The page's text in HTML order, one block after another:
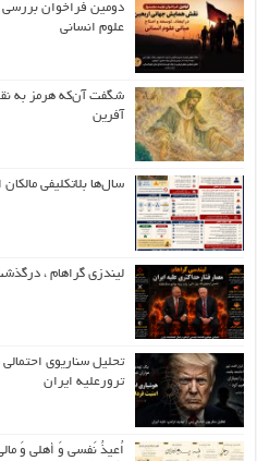
دومین فراخوان
علوم انسانی
شگفت آن‌که هرمز به
آفرین
سال‌ها بلاتکلیفی مالکان
لیندزی گراهام ،
تحلیل سناریوی
ترورعلیه ایران
اُعیذُ نَفسی وَ أهلی وَ